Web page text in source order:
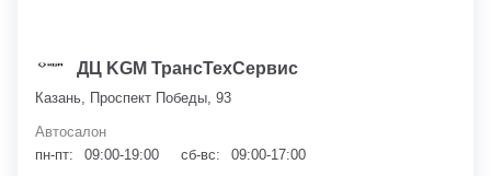
ДЦ KGM ТрансТехСервис
Казань, Проспект Победы, 93
Автосалон
пн-пт:
09:00-19:00 сб-вс: 09:00-17:00